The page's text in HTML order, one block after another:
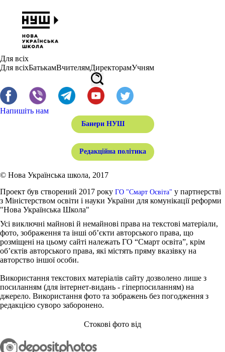
Для всіх
Для всіхБатькамВчителямДиректорамУчням
Напишіть нам
Банери НУШ
Редакційна політика
© Нова Українська школа, 2017
Проект був створений 2017 року ГО "Смарт Освіта" у партнерстві
з Міністерством освіти і науки України для комунікації реформи
"Нова Українська Школа"
Усі виключні майнові й немайнові права на текстові матеріали,
фото, зображення та інші об’єкти авторського права, що
розміщені на цьому сайті належать ГО “Смарт освіта”, крім
об’єктів авторського права, які містять пряму вказівку на
авторство іншої особи.
Використання текстових матеріалів сайту дозволено лише з
посиланням (для інтернет-видань - гіперпосиланням) на
джерело. Використання фото та зображень без погодження з
редакцією суворо заборонено.
Стокові фото від